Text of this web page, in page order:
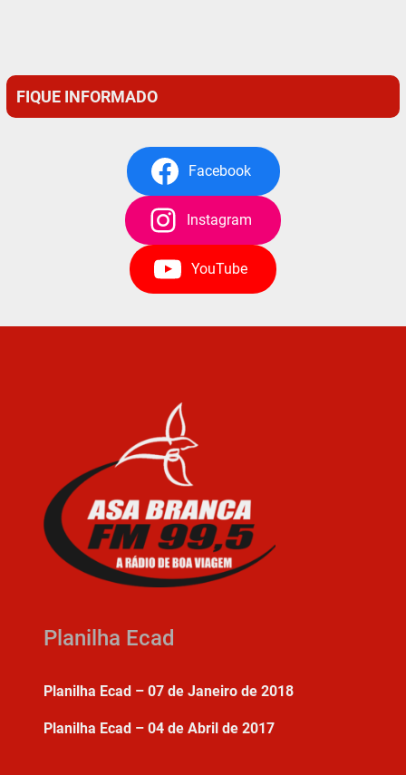
FIQUE INFORMADO
Facebook
Instagram
YouTube
Planilha Ecad
Planilha Ecad – 07 de Janeiro de 2018
Planilha Ecad – 04 de Abril de 2017